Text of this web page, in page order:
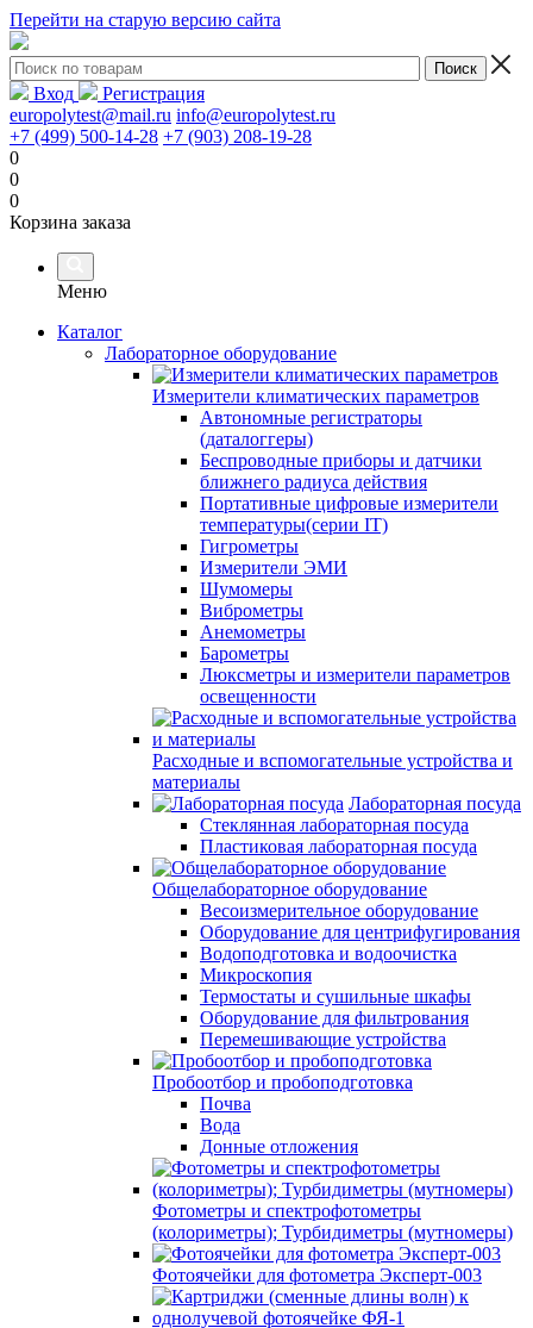
Перейти на старую версию сайта
Вход
Регистрация
europolytest@mail.ru info@europolytest.ru
+7 (499) 500-14-28 +7 (903) 208-19-28
0
0
0
Корзина заказа
Меню
Каталог
Лабораторное оборудование
Измерители климатических параметров
Автономные регистраторы
(даталоггеры)
Беспроводные приборы и датчики
ближнего радиуса действия
Портативные цифровые измерители
температуры(серии IT)
Гигрометры
Измерители ЭМИ
Шумомеры
Виброметры
Анемометры
Барометры
Люксметры и измерители параметров
освещенности
Расходные и вспомогательные устройства и
материалы
Лабораторная посуда
Стеклянная лабораторная посуда
Пластиковая лабораторная посуда
Общелабораторное оборудование
Весоизмерительное оборудование
Оборудование для центрифугирования
Водоподготовка и водоочистка
Микроскопия
Термостаты и сушильные шкафы
Оборудование для фильтрования
Перемешивающие устройства
Пробоотбор и пробоподготовка
Почва
Вода
Донные отложения
Фотометры и спектрофотометры
(колориметры); Турбидиметры (мутномеры)
Фотоячейки для фотометра Эксперт-003